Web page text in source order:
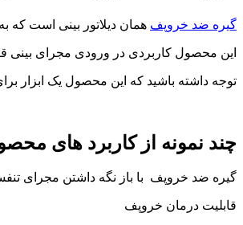
گیره ضد خروپف همان دیلاتور بینی است که
این محصول کاربردی در ورودی مجرای بینی
توجه داشته باشید که این محصول یک ابزار
چند نمونه از کاربرد های
گیره ضد خروپف با باز نگه داشتن مجرای
قابلیت درمان خروپف